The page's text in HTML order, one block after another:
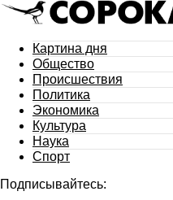
Картина дня
Общество
Происшествия
Политика
Экономика
Культура
Наука
Спорт
Подписывайтесь: